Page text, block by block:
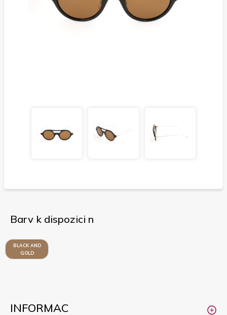
Barv k dispozici n
BLACK AND
GOLD
INFORMAC